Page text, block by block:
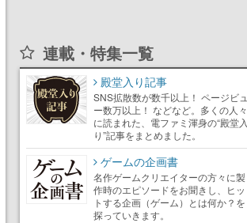
連載・特集一覧
殿堂入り記事
SNS拡散数が数千以上！ ページビュ
ー数万以上！ などなど。多くの人々
に読まれた、電ファミ渾身の“殿堂入
り”記事をまとめました。
ゲームの企画書
名作ゲームクリエイターの方々に製
作時のエピソードをお聞きし、ヒッ
トする企画（ゲーム）とは何か？を
探っていきます。